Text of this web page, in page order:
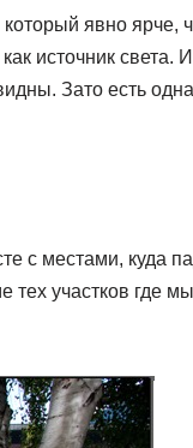
явно ярче,
источник света.
Зато есть
с местами, куда
тех участков где